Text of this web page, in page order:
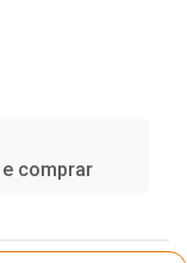
comprar